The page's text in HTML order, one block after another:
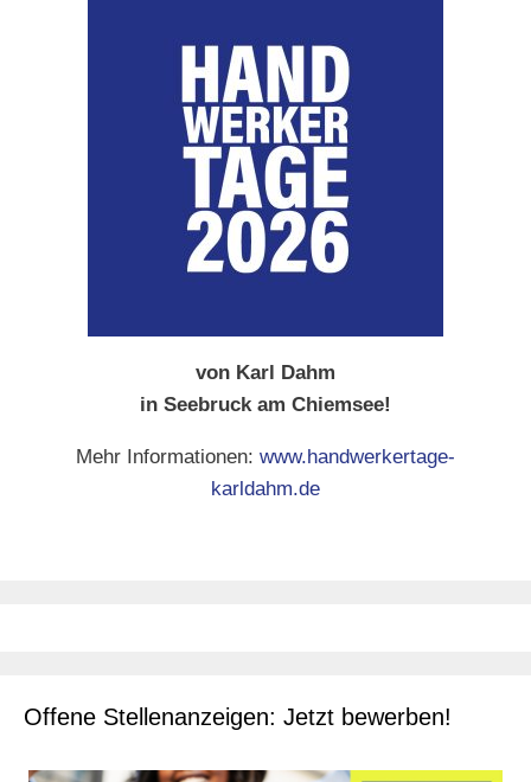
von Karl Dahm
in Seebruck am Chiemsee!
Mehr Informationen: www.handwerkertage-
karldahm.de
Offene Stellenanzeigen: Jetzt bewerben!